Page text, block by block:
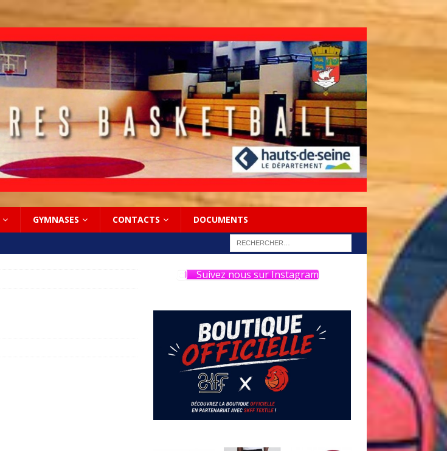
GYMNASES CONTACTS DOCUMENTS
Suivez nous sur Instagram